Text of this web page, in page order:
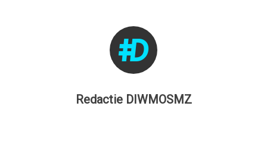
Redactie DIWMOSMZ